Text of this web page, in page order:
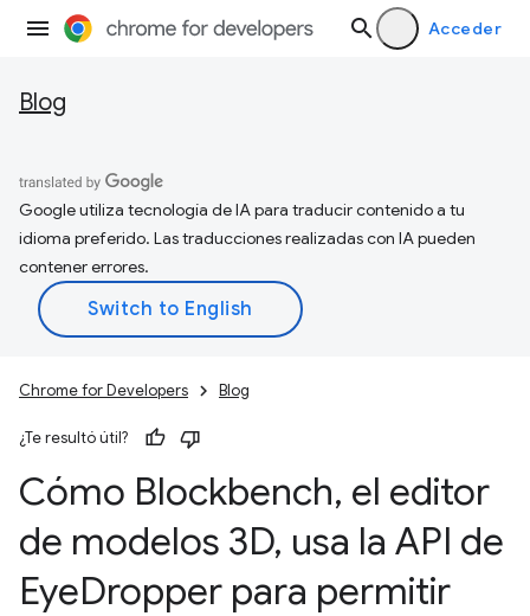
Acceder
Blog
Google utiliza tecnología de IA para traducir contenido a tu
idioma preferido. Las traducciones realizadas con IA pueden
contener errores.
Chrome for Developers Blog
¿Te resultó útil?
Cómo Blockbench, el editor
de modelos 3D, usa la API de
EyeDropper para permitir